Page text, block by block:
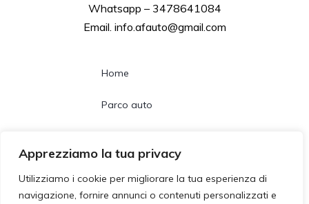
Apprezziamo la tua privacy
Utilizziamo i cookie per migliorare la tua esperienza di
navigazione, fornire annunci o contenuti personalizzati e
Whatsapp – 3478641084
Email. info.afauto@gmail.com
Home
Parco auto
Contatti